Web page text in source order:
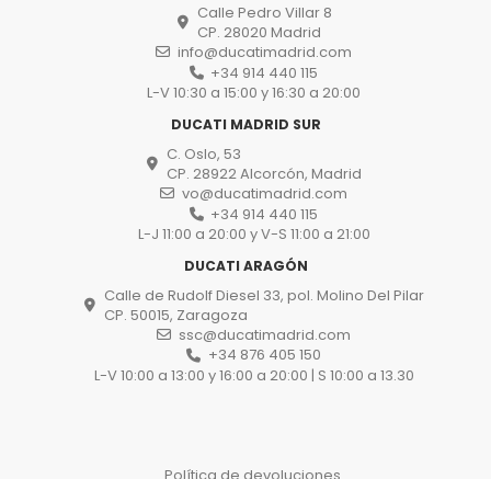
Calle Pedro Villar 8
CP. 28020 Madrid
info@ducatimadrid.com
+34 914 440 115
L-V 10:30 a 15:00 y 16:30 a 20:00
DUCATI MADRID SUR
C. Oslo, 53
CP. 28922 Alcorcón, Madrid
vo@ducatimadrid.com
+34 914 440 115
L-J 11:00 a 20:00 y V-S 11:00 a 21:00
DUCATI ARAGÓN
Calle de Rudolf Diesel 33, pol. Molino Del Pilar
CP. 50015, Zaragoza
ssc@ducatimadrid.com
+34 876 405 150
L-V 10:00 a 13:00 y 16:00 a 20:00 | S 10:00 a 13.30
Política de devoluciones